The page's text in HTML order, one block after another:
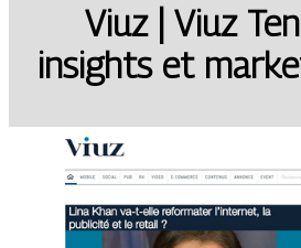
Viuz | Viuz
insights et